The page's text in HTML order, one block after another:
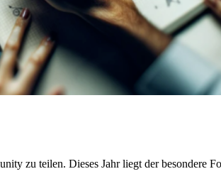
zu teilen. Dieses Jahr liegt der besondere